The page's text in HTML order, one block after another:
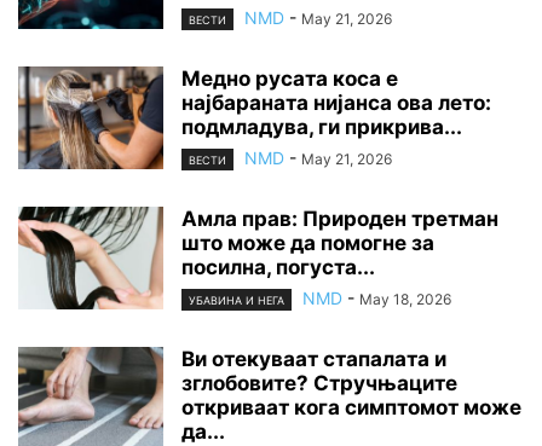
ВЕСТИ NMD - May 21, 2026
Медно русата коса е
најбараната нијанса ова лето:
подмладува, ги прикрива...
ВЕСТИ NMD - May 21, 2026
Амла прав: Природен третман
што може да помогне за
посилна, погуста...
УБАВИНА И НЕГА NMD - May 18, 2026
Ви отекуваат стапалата и
зглобовите? Стручњаците
откриваат кога симптомот може
да...